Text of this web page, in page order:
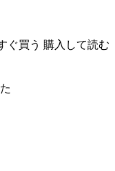
ぐ買う 購入して読む